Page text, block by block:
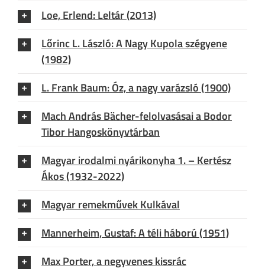
Loe, Erlend: Leltár (2013)
Lőrinc L. László: A Nagy Kupola szégyene
(1982)
L. Frank Baum: Óz, a nagy varázsló (1900)
Mach András Bächer-felolvasásai a Bodor
Tibor Hangoskönyvtárban
Magyar irodalmi nyárikonyha 1. – Kertész
Ákos (1932-2022)
Magyar remekművek Kulkával
Mannerheim, Gustaf: A téli háború (1951)
Max Porter, a negyvenes kissrác